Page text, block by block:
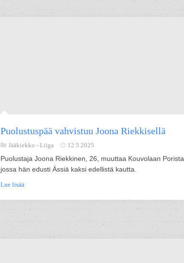
Puolustuspää vahvistuu Joona Riekkisellä
Jääkiekko - Liiga 12.5.2025
Puolustaja Joona Riekkinen, 26, muuttaa Kouvolaan Porista,
jossa hän edusti Ässiä kaksi edellistä kautta.
Lue lisää